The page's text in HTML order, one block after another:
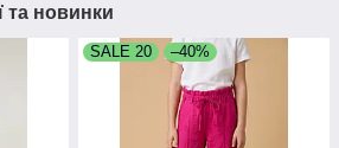
та новинки
SALE 20 –40%